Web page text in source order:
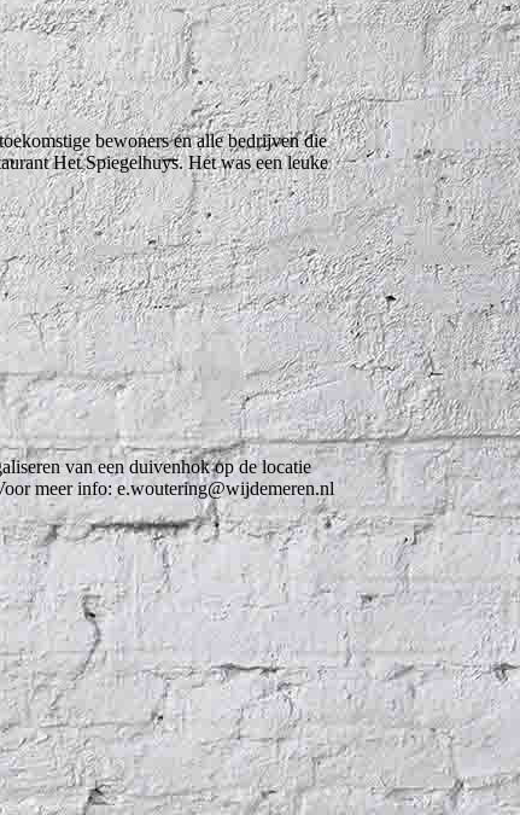
bewoners en alle bedrijven die
Het Spiegelhuys. Het was een leuke
van een duivenhok op de locatie
meer info: e.woutering@wijdemeren.nl